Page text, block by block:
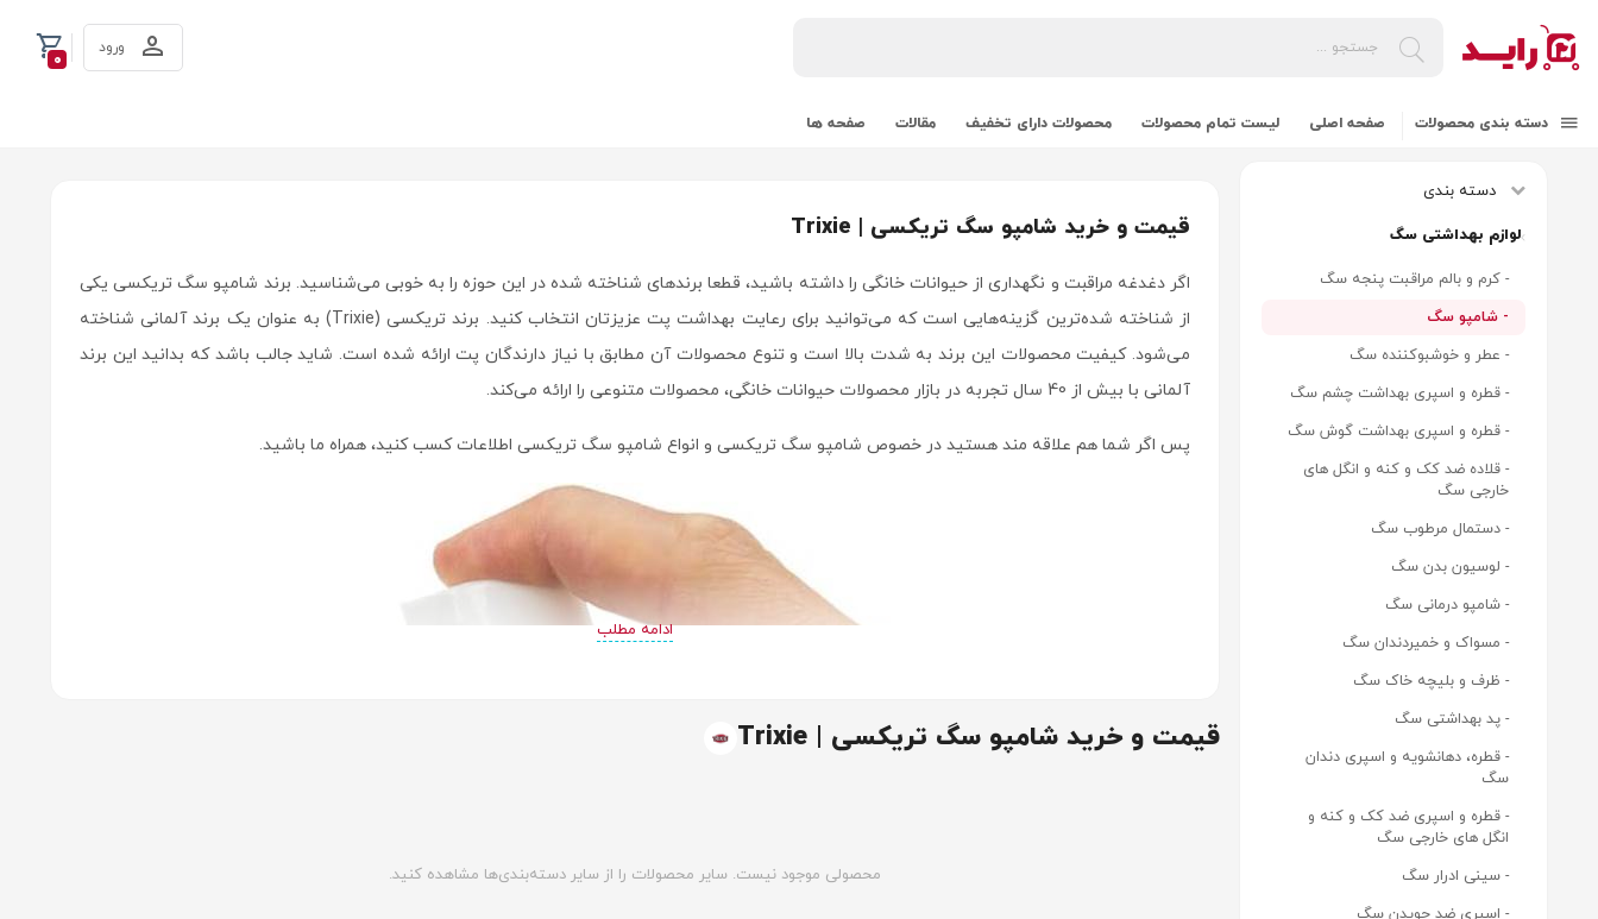
0
ورود
دسته بندی محصولات صفحه اصلی لیست تمام محصولات محصولات دارای تخفیف مقالات صفحه ها
دسته بندی
لوازم بهداشتی سگ
- کرم و بالم مراقبت پنجه سگ
- شامپو سگ
- عطر و خوشبوکننده سگ
- قطره و اسپری بهداشت چشم سگ
- قطره و اسپری بهداشت گوش سگ
- قلاده ضد کک و کنه و انگل های
خارجی سگ
- دستمال مرطوب سگ
- لوسیون بدن سگ
- شامپو درمانی سگ
- مسواک و خمیردندان سگ
- ظرف و بلیچه خاک سگ
- پد بهداشتی سگ
- قطره، دهانشویه و اسپری دندان
سگ
- قطره و اسپری ضد کک و کنه و
انگل های خارجی سگ
- سینی ادرار سگ
- اسپری ضد جویدن سگ
قیمت و خرید شامپو سگ تریکسی | Trixie
اگر دغدغه مراقبت و نگهداری از حیوانات خانگی را داشته باشید، قطعا برندهای شناخته شده در این حوزه را به خوبی می‌شناسید. برند شامپو سگ تریکسی یکی
از شناخته شده‌ترین گزینه‌هایی است که می‌توانید برای رعایت بهداشت پت عزیزتان انتخاب کنید. برند تریکسی (Trixie) به عنوان یک برند آلمانی شناخته
می‌شود. کیفیت محصولات این برند به شدت بالا است و تنوع محصولات آن مطابق با نیاز دارندگان پت ارائه شده است. شاید جالب باشد که بدانید این برند
آلمانی با بیش از 40 سال تجربه در بازار محصولات حیوانات خانگی، محصولات متنوعی را ارائه می‌کند.
پس اگر شما هم علاقه مند هستید در خصوص شامپو سگ تریکسی و انواع شامپو سگ تریکسی اطلاعات کسب کنید، همراه ما باشید.
ادامه مطلب
قیمت و خرید شامپو سگ تریکسی | Trixie
محصولی موجود نیست. سایر محصولات را از سایر دسته‌بندی‌ها مشاهده کنید.